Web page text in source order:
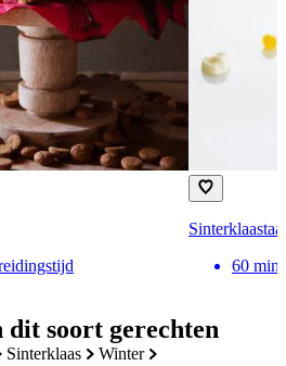
dit soort gerechten
sinterklaas winter
60 min